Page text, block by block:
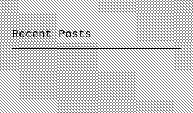
Recent Posts